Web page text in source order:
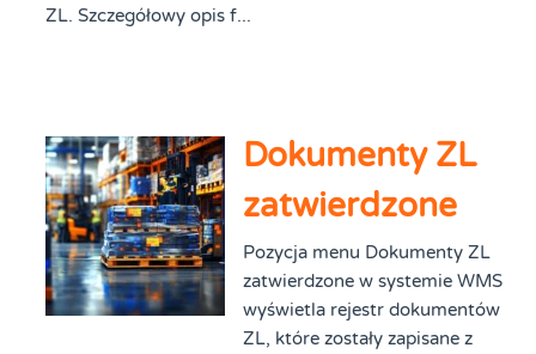
ZL. Szczegółowy opis f...
Dokumenty ZL
zatwierdzone
Pozycja menu Dokumenty ZL
zatwierdzone w systemie WMS
wyświetla rejestr dokumentów
ZL, które zostały zapisane z